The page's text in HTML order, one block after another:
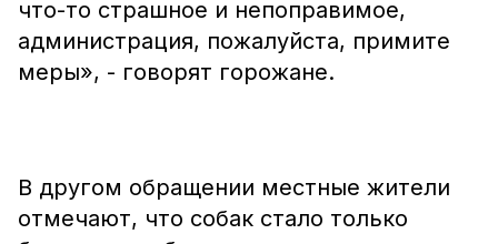
что-то страшное и непоправимое,
администрация, пожалуйста, примите
меры», - говорят горожане.
В другом обращении местные жители
отмечают, что собак стало только